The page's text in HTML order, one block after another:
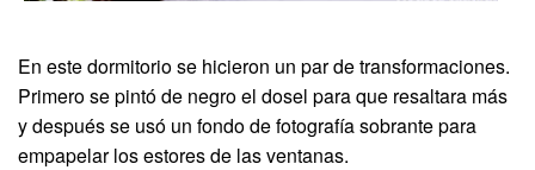
En este dormitorio se hicieron un par de transformaciones.
Primero se pintó de negro el dosel para que resaltara más
y después se usó un fondo de fotografía sobrante para
empapelar los estores de las ventanas.